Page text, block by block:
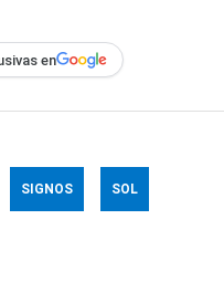
en
SIGNOS SOL